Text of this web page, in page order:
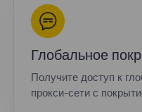
Глобальное
Получите доступ к
прокси-сети с